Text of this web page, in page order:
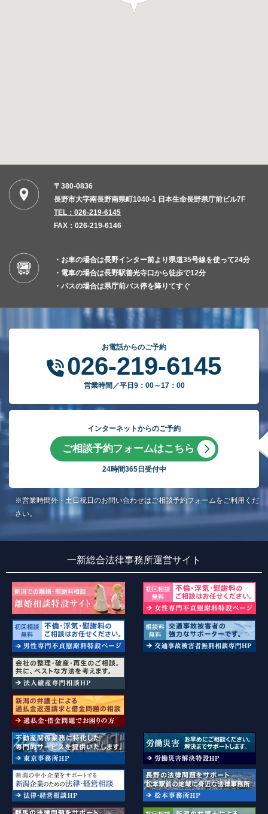
〒380-0836
長野市大字南長野南県町1040-1 日本生命長野県庁前ビル7F
TEL：026-219-6145
FAX：026-219-6146
・お車の場合は長野インター前より県道35号線を使って24分
・電車の場合は長野駅善光寺口から徒歩で12分
・バスの場合は県庁前バス停を降りてすぐ
お電話からのご予約
026-219-6145
営業時間／平日9：00～17：00
インターネットからのご予約
ご相談予約フォームはこちら
24時間365日受付中
※営業時間外・土日祝日のお問い合わせはご相談予約フォームをご利用くだ
さい。
一新総合法律事務所運営サイト